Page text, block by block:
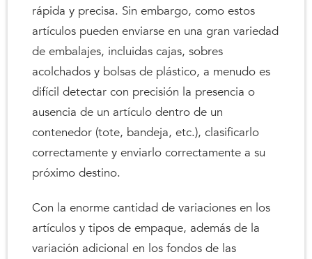
rápida y precisa. Sin embargo, como estos
artículos pueden enviarse en una gran variedad
de embalajes, incluidas cajas, sobres
acolchados y bolsas de plástico, a menudo es
difícil detectar con precisión la presencia o
ausencia de un artículo dentro de un
contenedor (tote, bandeja, etc.), clasificarlo
correctamente y enviarlo correctamente a su
próximo destino.
Con la enorme cantidad de variaciones en los
artículos y tipos de empaque, además de la
variación adicional en los fondos de las